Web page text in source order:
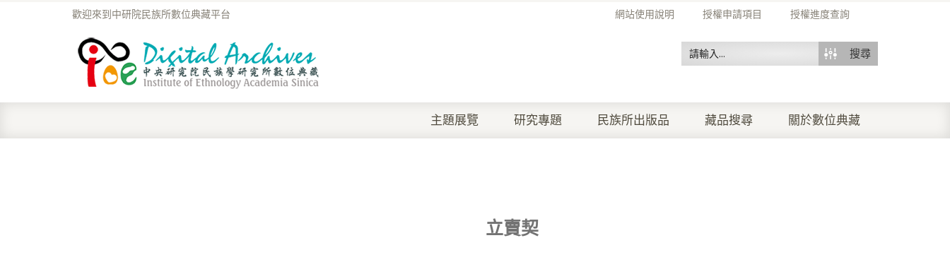
網站使用說明 授權申請項目 授權進度查詢
歡迎來到中研院民族所數位典藏平台
搜尋
主題展覽 研究專題 民族所出版品 藏品搜尋 關於數位典藏
立賣契